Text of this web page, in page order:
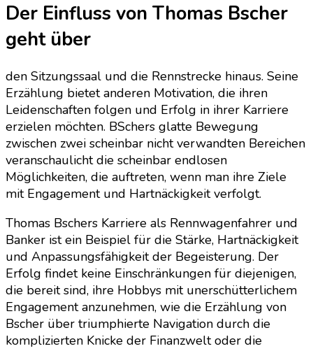
Der Einfluss von Thomas Bscher
geht über
den Sitzungssaal und die Rennstrecke hinaus. Seine
Erzählung bietet anderen Motivation, die ihren
Leidenschaften folgen und Erfolg in ihrer Karriere
erzielen möchten. BSchers glatte Bewegung
zwischen zwei scheinbar nicht verwandten Bereichen
veranschaulicht die scheinbar endlosen
Möglichkeiten, die auftreten, wenn man ihre Ziele
mit Engagement und Hartnäckigkeit verfolgt.
Thomas Bschers Karriere als Rennwagenfahrer und
Banker ist ein Beispiel für die Stärke, Hartnäckigkeit
und Anpassungsfähigkeit der Begeisterung. Der
Erfolg findet keine Einschränkungen für diejenigen,
die bereit sind, ihre Hobbys mit unerschütterlichem
Engagement anzunehmen, wie die Erzählung von
Bscher über triumphierte Navigation durch die
komplizierten Knicke der Finanzwelt oder die